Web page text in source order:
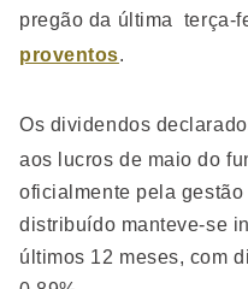
pregão da última terça-
proventos.
Os dividendos
aos lucros de maio do
oficialmente pela
distribuído manteve-se
últimos 12 meses, com